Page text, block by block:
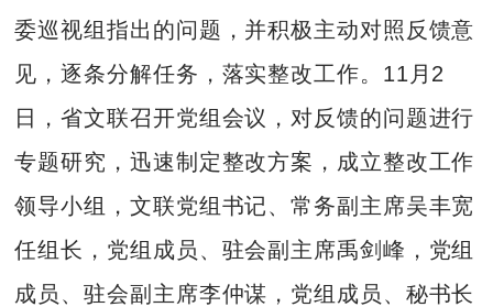
委巡视组指出的问题，并积极主动对照反馈意
见，逐条分解任务，落实整改工作。11月2
日，省文联召开党组会议，对反馈的问题进行
专题研究，迅速制定整改方案，成立整改工作
领导小组，文联党组书记、常务副主席吴丰宽
任组长，党组成员、驻会副主席禹剑峰，党组
成员、驻会副主席李仲谋，党组成员、秘书长